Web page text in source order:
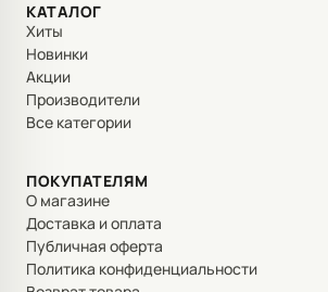
КАТАЛОГ
Хиты
Новинки
Акции
Производители
Все категории
ПОКУПАТЕЛЯМ
О магазине
Доставка и оплата
Публичная оферта
Политика конфиденциальности